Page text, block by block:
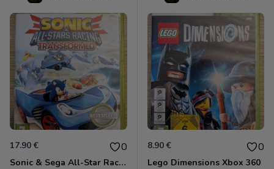
17.90 € 0
Sonic & Sega All-Star Racing - Transformed Xbox 360
8.90 € 0
Lego Dimensions Xbox 360